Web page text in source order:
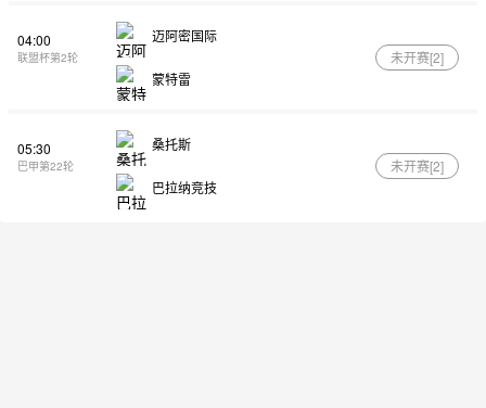
04:00
联盟杯第2轮
迈阿密国际
蒙特雷
未开赛[2]
05:30
巴甲第22轮
桑托斯
巴拉纳竞技
未开赛[2]